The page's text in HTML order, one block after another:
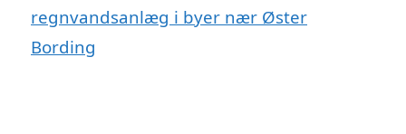
regnvandsanlæg i byer nær Øster
Bording